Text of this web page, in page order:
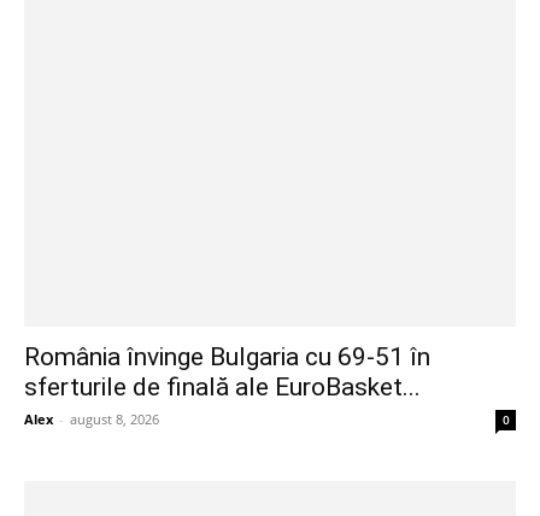
România învinge Bulgaria cu 69-51 în
sferturile de finală ale EuroBasket...
Alex - august 8, 2026 0